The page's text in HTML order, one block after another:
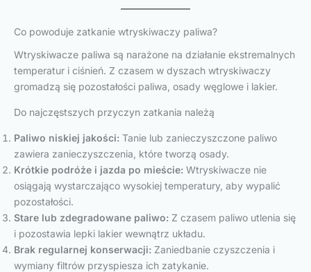
Co powoduje zatkanie wtryskiwaczy paliwa?
Wtryskiwacze paliwa są narażone na działanie ekstremalnych
temperatur i ciśnień. Z czasem w dyszach wtryskiwaczy
gromadzą się pozostałości paliwa, osady węglowe i lakier.
Do najczęstszych przyczyn zatkania należą
Paliwo niskiej jakości: Tanie lub zanieczyszczone paliwo
zawiera zanieczyszczenia, które tworzą osady.
Krótkie podróże i jazda po mieście: Wtryskiwacze nie
osiągają wystarczająco wysokiej temperatury, aby wypalić
pozostałości.
Stare lub zdegradowane paliwo: Z czasem paliwo utlenia się
i pozostawia lepki lakier wewnątrz układu.
Brak regularnej konserwacji: Zaniedbanie czyszczenia i
wymiany filtrów przyspiesza ich zatykanie.